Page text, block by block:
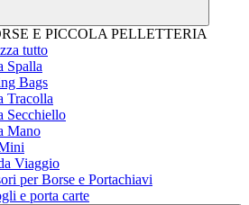
E PICCOLA PELLETTERIA
tutto
Spalla
Bags
Tracolla
Secchiello
Mano
Viaggio
per Borse e Portachiavi
e porta carte